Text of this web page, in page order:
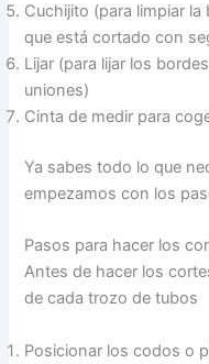
Cuchijito (para limpiar
que está cortado con
Lijar (para lijar los
uniones)
Cinta de medir para
Ya sabes todo lo que
empezamos con los
Pasos para hacer los
Antes de hacer los
de cada trozo de tubos
Posicionar los codos o